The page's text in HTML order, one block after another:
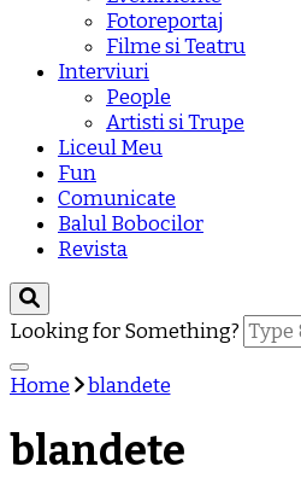
Fotoreportaj
Filme si Teatru
Interviuri
People
Artisti si Trupe
Liceul Meu
Fun
Comunicate
Balul Bobocilor
Revista
Looking for Something?
Home blandete
blandete